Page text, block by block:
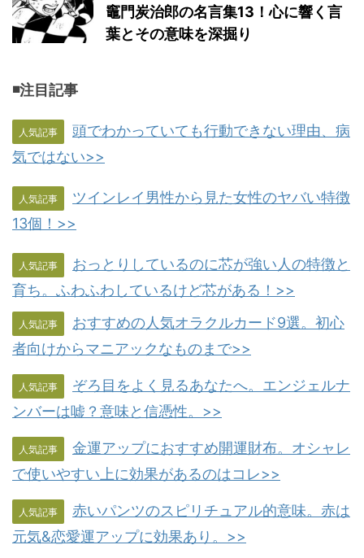
竈門炭治郎の名言集13！心に響く言
葉とその意味を深掘り
◾️注目記事
人気記事
頭でわかっていても行動できない理由、病
気ではない>>
人気記事
ツインレイ男性から見た女性のヤバい特徴
13個！>>
人気記事
おっとりしているのに芯が強い人の特徴と
育ち。ふわふわしているけど芯がある！>>
人気記事
おすすめの人気オラクルカード9選。初心
者向けからマニアックなものまで>>
人気記事
ぞろ目をよく見るあなたへ。エンジェルナ
ンバーは嘘？意味と信憑性。>>
人気記事
金運アップにおすすめ開運財布。オシャレ
で使いやすい上に効果があるのはコレ>>
人気記事
赤いパンツのスピリチュアル的意味。赤は
元気&恋愛運アップに効果あり。>>